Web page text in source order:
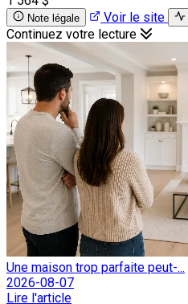
Note légale Voir le site
Continuez votre lecture
Une maison trop parfaite peut-...
2026-08-07
Lire l'article